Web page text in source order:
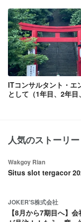
ITコンサルタント・エ
として（1年目、2年目
人気のストーリー
Wakgoy Rian
Situs slot tergacor
JOKER'S株式会社
【8月から7期目へ】